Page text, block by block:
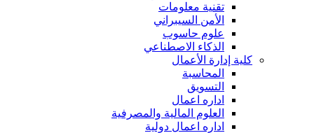
تقنية معلومات
الأمن السيبراني
علوم حاسوب
الذكاء الاصطناعي
كلية إدارة الأعمال
المحاسبة
التسويق
اداره اعمال
العلوم المالية والمصرفية
اداره اعمال دولية